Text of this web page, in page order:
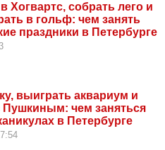
Хогвартс, собрать лего и
в гольф: чем занять
праздники в Петербурге
выиграть аквариум и
Пушкиным: чем заняться
в Петербурге